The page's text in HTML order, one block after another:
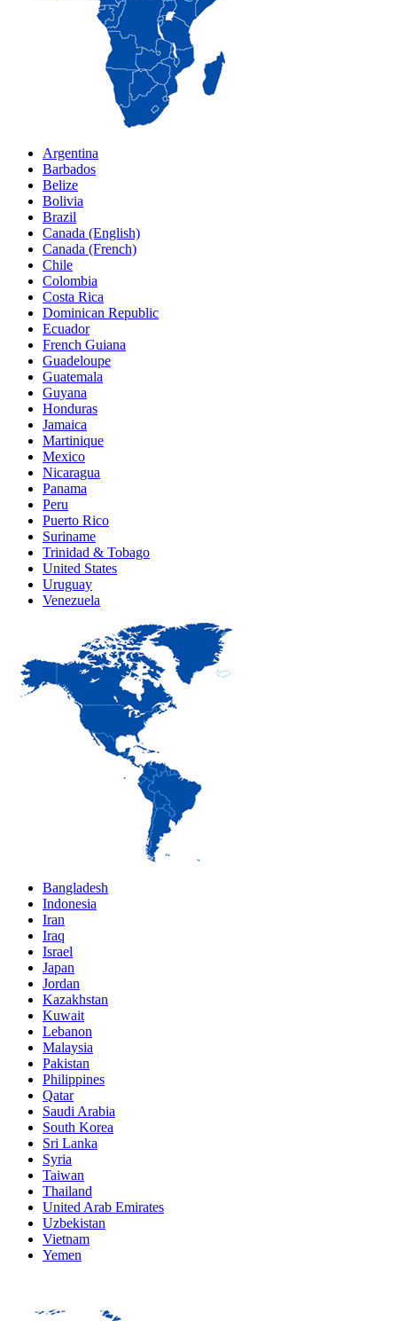
Argentina
Barbados
Belize
Bolivia
Brazil
Canada (English)
Canada (French)
Chile
Colombia
Costa Rica
Dominican Republic
Ecuador
French Guiana
Guadeloupe
Guatemala
Guyana
Honduras
Jamaica
Martinique
Mexico
Nicaragua
Panama
Peru
Puerto Rico
Suriname
Trinidad & Tobago
United States
Uruguay
Venezuela
Bangladesh
Indonesia
Iran
Iraq
Israel
Japan
Jordan
Kazakhstan
Kuwait
Lebanon
Malaysia
Pakistan
Philippines
Qatar
Saudi Arabia
South Korea
Sri Lanka
Syria
Taiwan
Thailand
United Arab Emirates
Uzbekistan
Vietnam
Yemen